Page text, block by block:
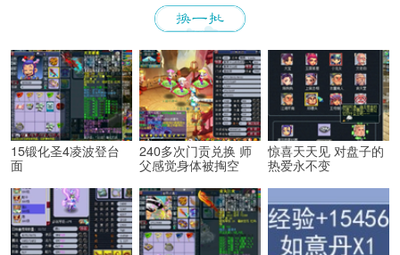
面，就带各位少侠了解一下吧！
15锻化圣4凌波登台
面
240多次门贡兑换 师
父感觉身体被掏空
惊喜天天见 对盘子的
热爱永不变